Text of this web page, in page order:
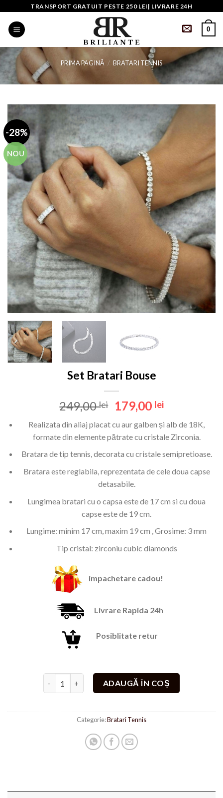
content
TRANSPORT GRATUIT PESTE 250 LEI| LIVRARE 24H
0
PRIMA PAGINĂ / BRATARI TENNIS
-28%
NOU
Set Bratari Bouse
249,00lei
Prețul
inițial
a
fost:
249,00 lei.
179,00 leiPrețul
este:
179,00 lei.
Realizata din aliaj placat cu aur galben și alb de 18K,
formate din elemente pătrate cu cristale Zirconia.
Bratara de tip tennis, decorata cu cristale semipretioase.
Bratara este reglabila, reprezentata de cele doua capse
detasabile.
Lungimea bratari cu o capsa este de 17 cm si cu doua
capse este de 19 cm.
Lungime: minim 17 cm, maxim 19 cm , Grosime: 3 mm
Tip cristal: zirconiu cubic diamonds
impachetare cadou!
Livrare Rapida 24h
Posiblitate retur
Cantitate Set Bratari Bouse
ADAUGĂ ÎN COȘ
Categorie:Bratari Tennis